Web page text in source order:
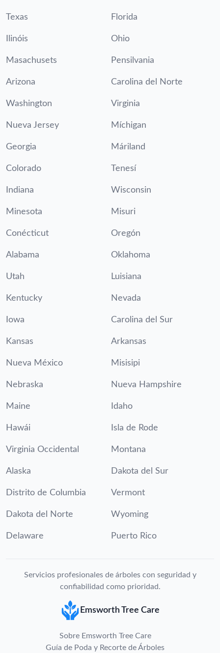
Texas Florida
Ilinóis Ohio
Masachusets Pensilvania
Arizona Carolina del Norte
Washington Virginia
Nueva Jersey Míchigan
Georgia Máriland
Colorado Tenesí
Indiana Wisconsin
Minesota Misuri
Conécticut Oregón
Alabama Oklahoma
Utah Luisiana
Kentucky Nevada
Iowa Carolina del Sur
Kansas Arkansas
Nueva México Misisipi
Nebraska Nueva Hampshire
Maine Idaho
Hawái Isla de Rode
Virginia Occidental Montana
Alaska Dakota del Sur
Distrito de Columbia Vermont
Dakota del Norte Wyoming
Delaware Puerto Rico
Servicios profesionales de árboles con seguridad y
confiabilidad como prioridad.
Emsworth Tree Care
Sobre Emsworth Tree Care
Guía de Poda y Recorte de Árboles